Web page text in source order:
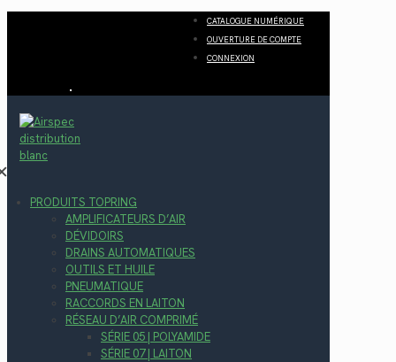
CATALOGUE NUMÉRIQUE
OUVERTURE DE COMPTE
CONNEXION
PRODUITS TOPRING
AMPLIFICATEURS D’AIR
DÉVIDOIRS
DRAINS AUTOMATIQUES
OUTILS ET HUILE
PNEUMATIQUE
RACCORDS EN LAITON
RÉSEAU D’AIR COMPRIMÉ
SÉRIE 05 | POLYAMIDE
SÉRIE 07 | LAITON